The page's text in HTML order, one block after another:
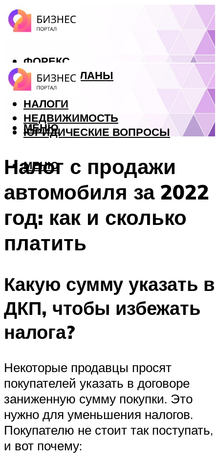
ФОРЕКС
БИЗНЕС ПЛАНЫ
КРЕДИТЫ
НАЛОГИ
НЕДВИЖИМОСТЬ
ЮРИДИЧЕСКИЕ ВОПРОСЫ
МЕНЮ
МЕНЮ
Налог с продажи
автомобиля за 2022
год: как и сколько
платить
Какую сумму указать в
ДКП, чтобы избежать
налога?
Некоторые продавцы просят
покупателей указать в договоре
заниженную сумму покупки. Это
нужно для уменьшения налогов.
Покупателю не стоит так поступать,
и вот почему: